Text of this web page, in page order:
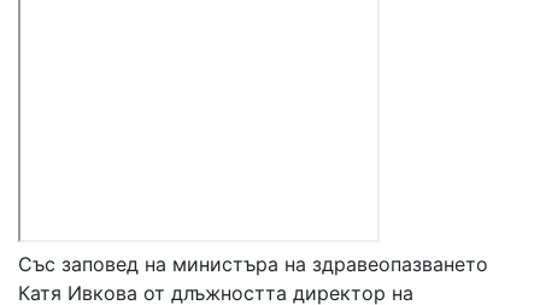
Със заповед на министъра на здравеопазването
Катя Ивкова от длъжността директор на